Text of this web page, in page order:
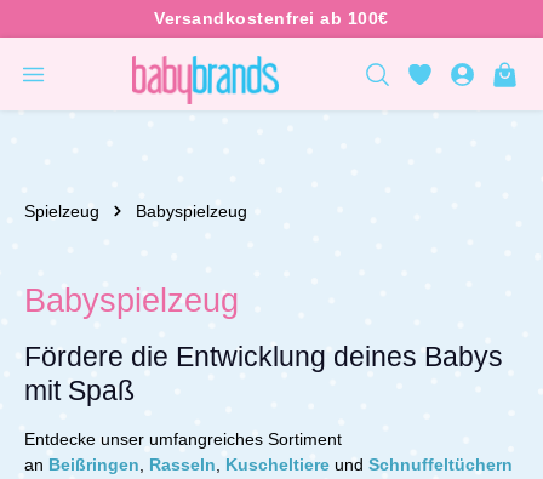
Spielzeug Babyspielzeug
Babyspielzeug
Fördere die Entwicklung deines Babys
mit Spaß
Entdecke unser umfangreiches Sortiment
an Beißringen Rasseln Kuscheltiere und Schnuffeltüchern